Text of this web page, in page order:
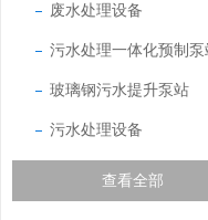
废水处理设备
污水处理一体化预制泵
玻璃钢污水提升泵站
污水处理设备
查看全部